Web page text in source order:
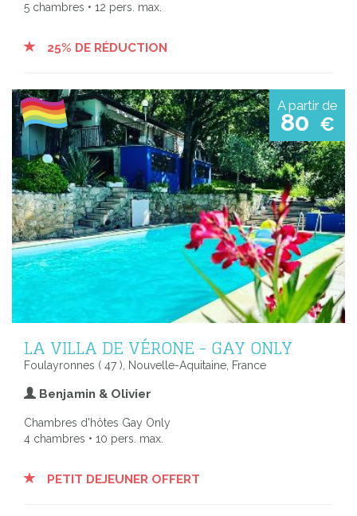
5 chambres • 12 pers. max.
25% DE RÉDUCTION
A partir de
80 €
LA VILLA DE VÉRONE - GAY ONLY
Foulayronnes ( 47 ), Nouvelle-Aquitaine, France
Benjamin & Olivier
Chambres d'hôtes Gay Only
4 chambres • 10 pers. max.
PETIT DEJEUNER OFFERT